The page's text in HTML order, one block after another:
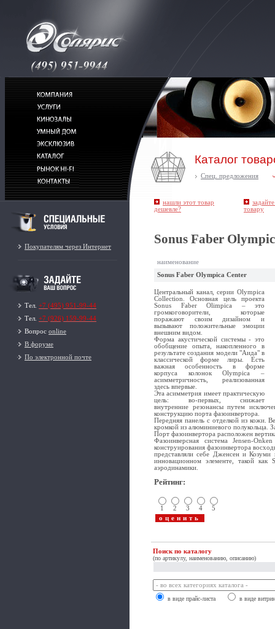
Покупателям через Интернет
Тел. +7 (495) 951-99-44
Тел. +7 (926) 159-99-44
Вопрос online
В форуме
По электронной почте
Каталог
Спец. предложения
нашли этот товар
дешевле?
товару
Sonus Faber
наименование
Sonus Faber Olympica Center
Центральный канал, серии Olympica
Collection. Основная цель проекта
Sonus Faber Olimpica – это
громкоговорители, которые
поражают своим дизайном и
вызывают положительные эмоции
внешним видом.
Форма акустической системы - это
обобщение опыта, накопленного в
результате создания модели "Аида" в
классической форме лиры. Есть
важная особенность в форме
корпуса колонок Olympica –
асимметричность, реализованная
здесь впервые.
Эта асимметрия имеет практическую
цель: во-первых, снижает
внутренние резонансы путем
конструкцию порта фазоинвертора.
Передняя панель с отделкой из кожи.
кромкой из алюминиевого полукольца.
Порт фазоинвертора расположен
Фазоинверсная система Jensen-
конструирования фазоинвертора
представляли себе Дженсен и Козуми
инновационном элементе, такой как
аэродинамики.
Рейтинг:
1 2 3 4 5
Поиск по каталогу
(по артикулу, наименованию, описанию)
в виде прайс-листа в виде